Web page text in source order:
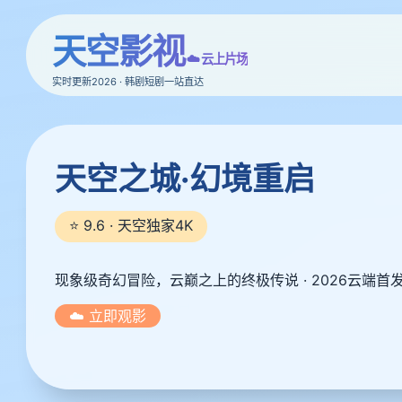
天空影视☁️ 云上片场
实时更新2026 · 韩剧短剧一站直达
天空之城·幻境重启
⭐ 9.6 · 天空独家4K
现象级奇幻冒险，云巅之上的终极传说 · 2026云端首
☁️ 立即观影